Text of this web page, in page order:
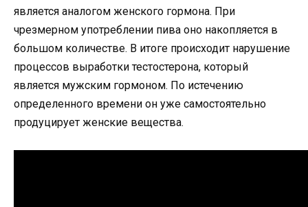
является аналогом женского гормона. При
чрезмерном употреблении пива оно накопляется в
большом количестве. В итоге происходит нарушение
процессов выработки тестостерона, который
является мужским гормоном. По истечению
определенного времени он уже самостоятельно
продуцирует женские вещества.